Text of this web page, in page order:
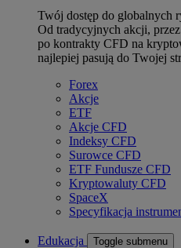
Twój dostęp do globalnych
Od tradycyjnych akcji,
po kontrakty CFD na
najlepiej pasują do Twojej
Forex
Akcje
ETF
Akcje CFD
Indeksy CFD
Surowce CFD
ETF Fundusze CFD
Kryptowaluty CFD
SpaceX
Specyfikacja
Edukacja Toggle submenu